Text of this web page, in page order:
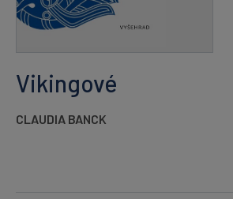
Vikingové
CLAUDIA BANCK